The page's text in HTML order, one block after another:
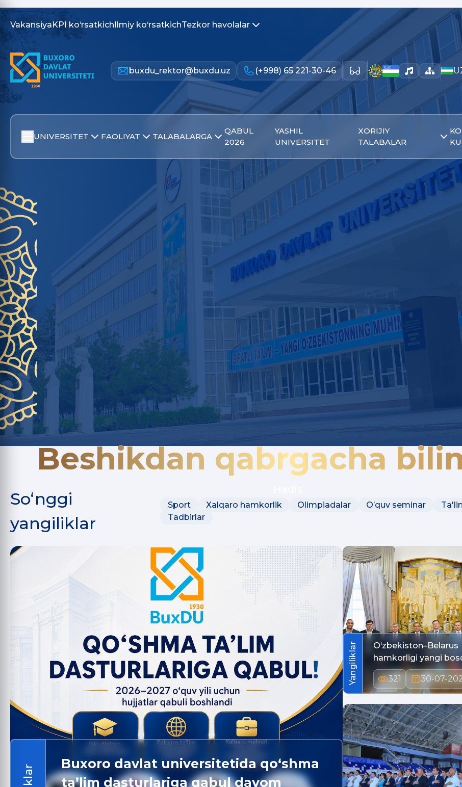
VakansiyaKPI ko‘rsatkichIlmiy ko‘rsatkichTezkor havolalar
buxdu_rektor@buxdu.uz (+998) 65 221-30-46
UNIVERSITET FAOLIYAT TALABALARGA
QABUL
2026
YASHIL
UNIVERSITET
XORIJIY
TALABALAR
Beshikdan qabrgacha
So‘nggi
yangiliklar
Sport Xalqaro hamkorlik Olimpiadalar Oʼquv seminar
Tadbirlar
Buxoro davlat universitetida qo‘shma
ta’lim dasturlariga qabul davom
Yangiliklar
O‘zbekiston–Belarus
hamkorligi yangi
B…
321
30-07-